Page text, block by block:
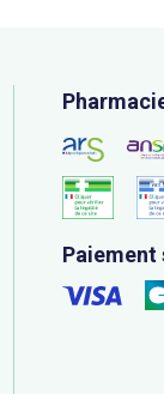
Paiement